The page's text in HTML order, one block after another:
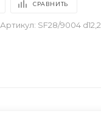
СРАВНИТЬ
Артикул: SF28/9004 d12,2